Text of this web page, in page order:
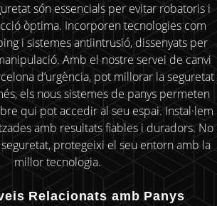
són essencials per evitar robatoris i
òptima. Incorporen tecnologies com
i sistemes antiintrusió, dissenyats per
Amb el nostre servei de canvi
d’urgència, pot millorar la seguretat
els nous sistemes de panys permeten
qui pot accedir al seu espai. Instal·lem
amb resultats fiables i duradors. No
protegeixi el seu entorn amb la
millor tecnologia.
Relacionats amb Panys